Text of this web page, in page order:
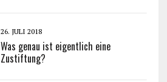
26. JULI 2018
Was genau ist eigentlich eine
Zustiftung?